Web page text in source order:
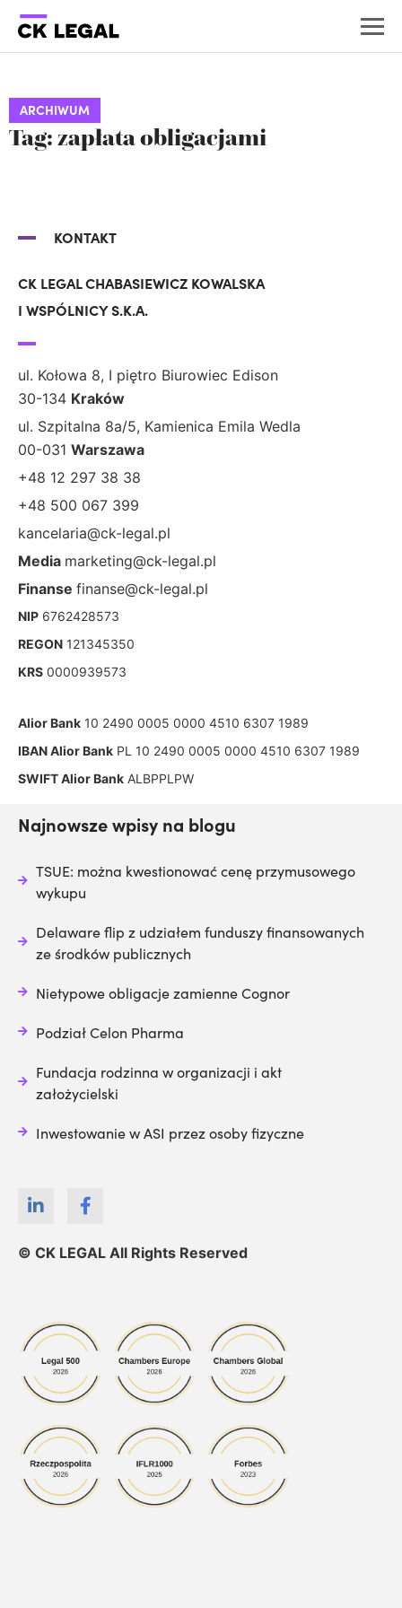
ARCHIWUM
Tag: zapłata obligacjami
KONTAKT
CK LEGAL CHABASIEWICZ KOWALSKA
I WSPÓLNICY S.K.A.
ul. Kołowa 8, I piętro Biurowiec Edison
30-134 Kraków
ul. Szpitalna 8a/5, Kamienica Emila Wedla
00-031 Warszawa
+48 12 297 38 38
+48 500 067 399
kancelaria@ck-legal.pl
Media marketing@ck-legal.pl
Finanse finanse@ck-legal.pl
NIP 6762428573
REGON 121345350
KRS 0000939573
Alior Bank 10 2490 0005 0000 4510 6307 1989
IBAN Alior Bank PL 10 2490 0005 0000 4510 6307 1989
SWIFT Alior Bank ALBPPLPW
© CK LEGAL All Rights Reserved
Najnowsze wpisy na blogu
TSUE: można kwestionować cenę przymusowego
wykupu
Delaware flip z udziałem funduszy finansowanych
ze środków publicznych
Nietypowe obligacje zamienne Cognor
Podział Celon Pharma
Fundacja rodzinna w organizacji i akt
założycielski
Inwestowanie w ASI przez osoby fizyczne